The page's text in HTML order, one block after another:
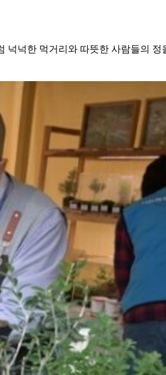
넉넉한 먹거리와 따뜻한 사람들의 정